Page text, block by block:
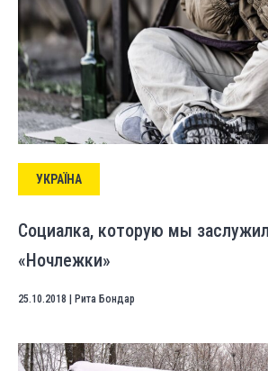
УКРАЇНА
Социалка, которую мы
«Ночлежки»
25.10.2018 Рита Бондар